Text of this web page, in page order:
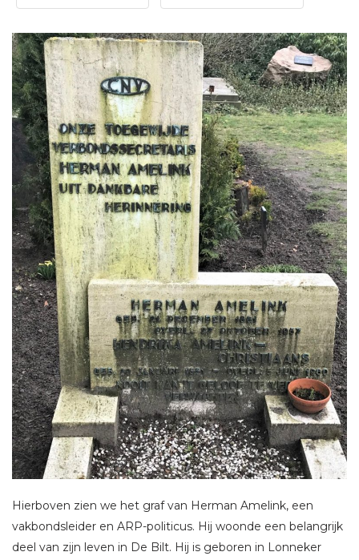
Hierboven zien we het graf van Herman Amelink, een
vakbondsleider en ARP-politicus. Hij woonde een belangrijk
deel van zijn leven in De Bilt. Hij is geboren in Lonneker